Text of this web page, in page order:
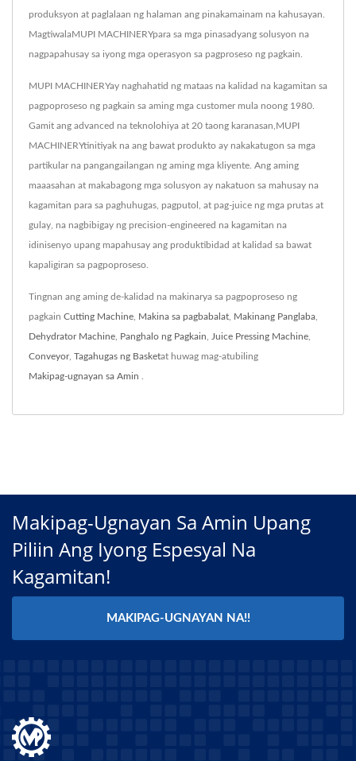
produksyon at paglalaan ng halaman ang pinakamainam na kahusayan.
MagtiwalaMUPI MACHINERYpara sa mga pinasadyang solusyon na
nagpapahusay sa iyong mga operasyon sa pagproseso ng pagkain.
MUPI MACHINERYay naghahatid ng mataas na kalidad na kagamitan sa
pagpoproseso ng pagkain sa aming mga customer mula noong 1980.
Gamit ang advanced na teknolohiya at 20 taong karanasan,MUPI
MACHINERYtinitiyak na ang bawat produkto ay nakakatugon sa mga
partikular na pangangailangan ng aming mga kliyente. Ang aming
maaasahan at makabagong mga solusyon ay nakatuon sa mahusay na
kagamitan para sa paghuhugas, pagputol, at pag-juice ng mga prutas at
gulay, na nagbibigay ng precision-engineered na kagamitan na
idinisenyo upang mapahusay ang produktibidad at kalidad sa bawat
kapaligiran sa pagpoproseso.
Tingnan ang aming de-kalidad na makinarya sa pagpoproseso ng
pagkain Cutting Machine Makina sa pagbabalat Makinang Panglaba
Dehydrator Machine Panghalo ng Pagkain Juice Pressing Machine
Conveyor, Tagahugas ng Basketat huwag mag-atubiling
Makipag-ugnayan sa Amin
Makipag-Ugnayan Sa Amin Upang
Piliin Ang Iyong Espesyal Na
Kagamitan!
MAKIPAG-UGNAYAN NA!!